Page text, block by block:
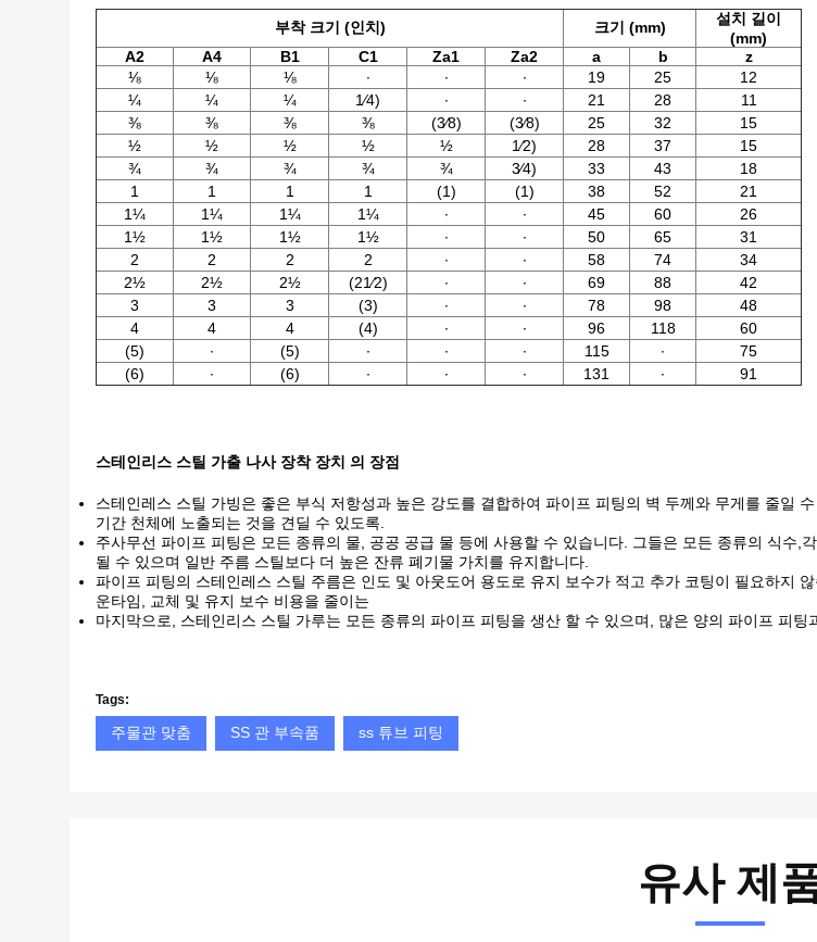
부착 크기 (인치) 크기 (mm)
설치 길이
(mm)
A2
A4 B1 C1 Za1 Za2 a b
z
⅛
⅛ ⅛ ∙ ∙ ∙ 19 25
12
¼
¼ ¼ 1⁄4) ∙ ∙ 21 28
11
⅜
⅜ ⅜ ⅜ (3⁄8) (3⁄8) 25 32
15
½
½ ½ ½ ½ 1⁄2) 28 37
15
¾
¾ ¾ ¾ ¾ 3⁄4) 33 43
18
1
1 1 1 (1) (1) 38 52
21
1¼
1¼ 1¼ 1¼ ∙ ∙ 45 60
26
1½
1½ 1½ 1½ ∙ ∙ 50 65
31
2
2 2 2 ∙ ∙ 58 74
34
2½
2½ 2½ (21⁄2) ∙ ∙ 69 88
42
3
3 3 (3) ∙ ∙ 78 98
48
4
4 4 (4) ∙ ∙ 96 118
60
(5)
∙ (5) ∙ ∙ ∙ 115 ∙
75
(6)
∙ (6) ∙ ∙ ∙ 131 ∙ 91
스테인리스 스틸 가출 나사 장착 장치 의 장점
스테인레스 스틸 가빙은 좋은 부식 저항성과 높은 강도를 결합하여 파이프 피팅의 벽 두께와 무게를 줄일
기간 천체에 노출되는 것을 견딜 수 있도록.
주사무선 파이프 피팅은 모든 종류의 물, 공공 공급 물 등에 사용할 수 있습니다. 그들은 모든 종류의 식수
될 수 있으며 일반 주름 스틸보다 더 높은 잔류 폐기물 가치를 유지합니다.
파이프 피팅의 스테인레스 스틸 주름은 인도 및 아웃도어 용도로 유지 보수가 적고 추가 코팅이 필요하지
운타임, 교체 및 유지 보수 비용을 줄이는
마지막으로, 스테인리스 스틸 가루는 모든 종류의 파이프 피팅을 생산 할 수 있으며, 많은 양의 파이프 피팅
Tags:
주물관 맞춤 SS 관 부속품 ss 튜브 피팅
유사 제